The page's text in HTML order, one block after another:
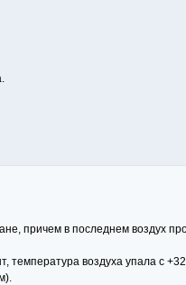
причем в последнем воздух
воздуха упала с